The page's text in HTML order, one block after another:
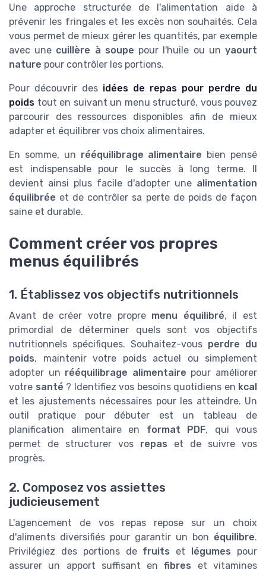
Une approche structurée de l'alimentation aide à
prévenir les fringales et les excès non souhaités. Cela
vous permet de mieux gérer les quantités, par exemple
avec une cuillère à soupe pour l'huile ou unyaourt
nature pour contrôler les portions.
Pour découvrir des idées de repas pour perdre du
poids tout en suivant un menu structuré, vous pouvez
parcourir des ressources disponibles afin de mieux
adapter et équilibrer vos choix alimentaires.
En somme, un rééquilibrage alimentaire bien pensé
est indispensable pour le succès à long terme. Il
devient ainsi plus facile d'adopter une alimentation
équilibrée et de contrôler sa perte de poids de façon
saine et durable.
Comment créer vos propres
menus équilibrés
1. Établissez vos objectifs nutritionnels
Avant de créer votre propre menu équilibré, il est
primordial de déterminer quels sont vos objectifs
nutritionnels spécifiques. Souhaitez-vous perdre du
poids, maintenir votre poids actuel ou simplement
adopter un rééquilibrage alimentaire pour améliorer
votre santé ? Identifiez vos besoins quotidiens en kcal
et les ajustements nécessaires pour les atteindre. Un
outil pratique pour débuter est un tableau de
planification alimentaire en format PDF, qui vous
permet de structurer vos repas et de suivre vos
progrès.
2. Composez vos assiettes
judicieusement
L'agencement de vos repas repose sur un choix
d'aliments diversifiés pour garantir un bon équilibre.
Privilégiez des portions de fruits et légumes pour
assurer un apport suffisant enfibres et vitamines